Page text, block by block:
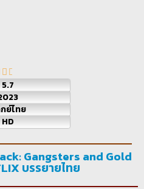
5.7
ย์ไทย
HD
Gangsters and Gold
บรรยายไทย